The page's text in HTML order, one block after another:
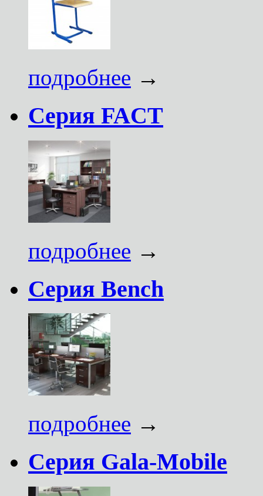
подробнее →
Серия FACT
подробнее →
Серия Bench
подробнее →
Серия Gala-Mobile